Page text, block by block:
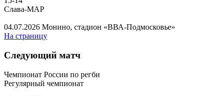
Слава-МАР
04.07.2026 Монино, стадион «ВВА-Подмосковье»
На страницу
Следующий матч
Чемпионат России по регби
Регулярный чемпионат